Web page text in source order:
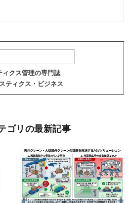
ィクス管理の専門誌
ティクス・ビジネス
ゴリの最新記事